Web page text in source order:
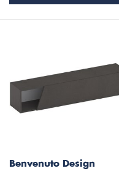
Benvenuto Design